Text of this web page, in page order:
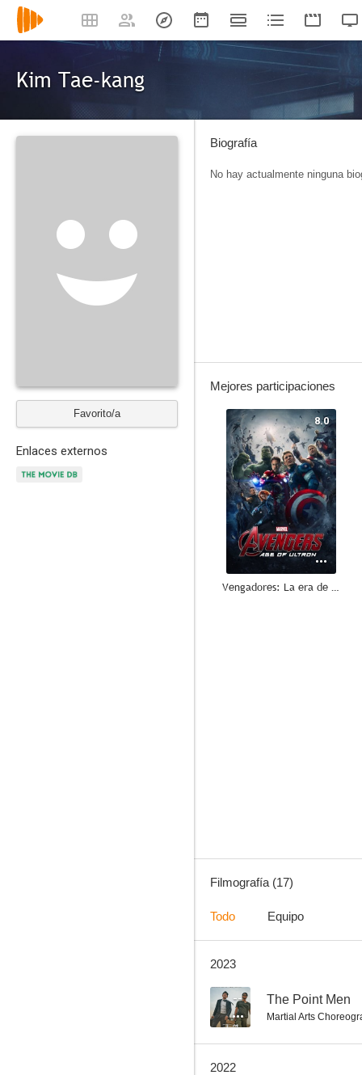
Kim Tae-kang
Favorito/a
Enlaces externos
Biografía
No hay actualmente ninguna
Mejores participaciones
8.0
Vengadores: La era de Ultrón
6.0
Filmografía (17)
Todo Equipo
2023
-- The Point Men
Martial Arts
2022